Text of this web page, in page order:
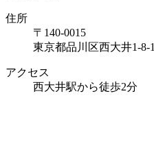
住所
〒140-0015
東京都品川区西大井1-8-1
アクセス
西大井駅から徒歩2分